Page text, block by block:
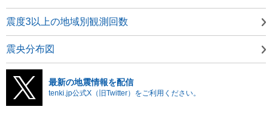
震度3以上の地域別観測回数
震央分布図
最新の地震情報を配信
tenki.jp公式X（旧Twitter）をご利用ください。